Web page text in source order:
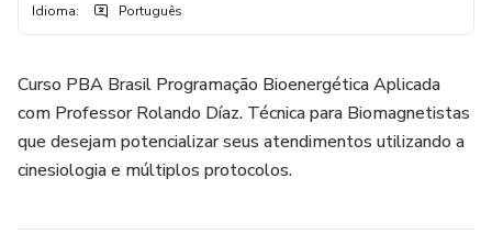
Idioma: Português
Curso PBA Brasil Programação Bioenergética Aplicada
com Professor Rolando Díaz. Técnica para Biomagnetistas
que desejam potencializar seus atendimentos utilizando a
cinesiologia e múltiplos protocolos.